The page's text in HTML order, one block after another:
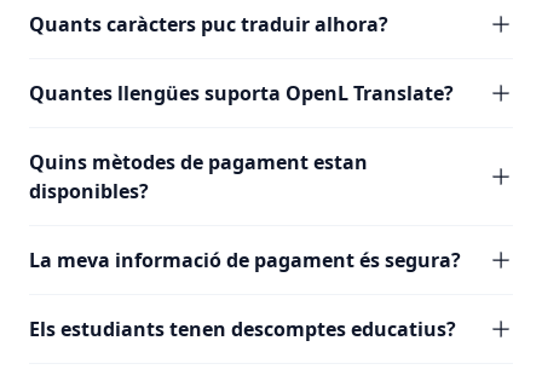
Quants caràcters puc traduir alhora?
Quantes llengües suporta OpenL Translate?
Quins mètodes de pagament estan
disponibles?
La meva informació de pagament és segura?
Els estudiants tenen descomptes educatius?